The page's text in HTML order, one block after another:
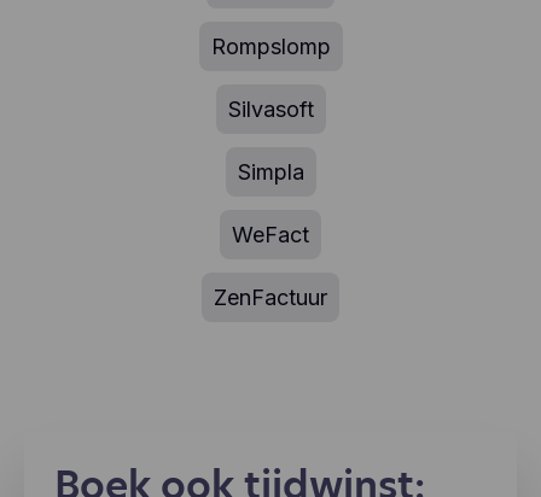
Rompslomp
Silvasoft
Simpla
WeFact
ZenFactuur
Boek ook tijdwinst: